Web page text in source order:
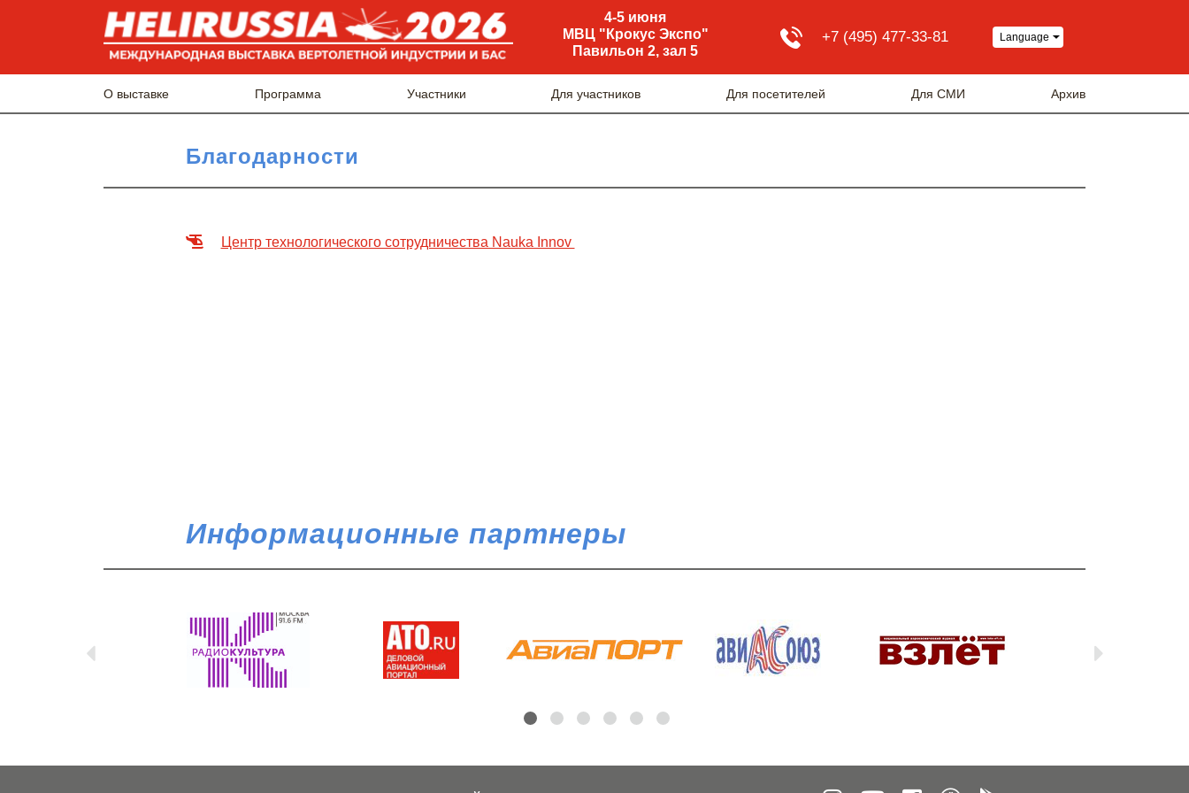
4-5 июня
МВЦ "Крокус Экспо"
Павильон 2, зал 5
+7 (495) 477-33-81 Language
О выставке Программа Участники Для участников Для посетителей Для СМИ Архив
Благодарности
Центр технологического сотрудничества Nauka Innov
Информационные партнеры